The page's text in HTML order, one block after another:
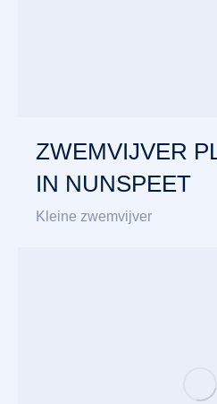
ZWEMVIJVER
IN NUNSPEET
Kleine zwemvijver